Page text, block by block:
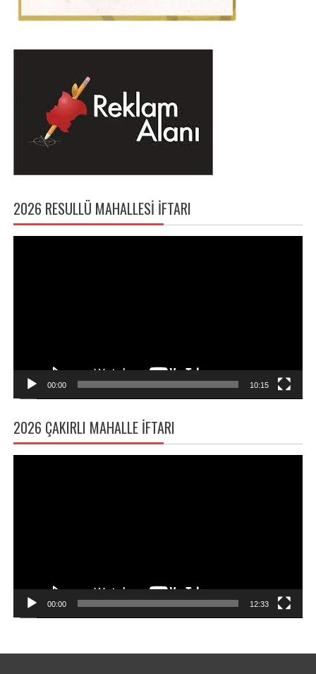
2026 RESULLÜ MAHALLESI İFTARI
00:00 10:15
2026 ÇAKIRLI MAHALLE İFTARI
00:00 12:33